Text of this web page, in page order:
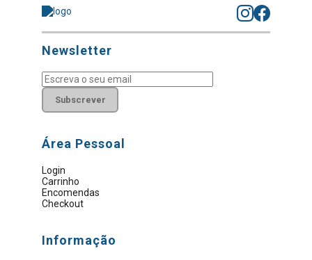
Newsletter
Subscrever
Área Pessoal
Login
Carrinho
Encomendas
Checkout
Informação